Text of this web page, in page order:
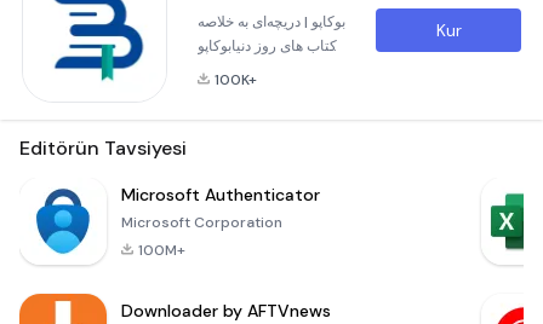
بوکاپو | دریچه‌ای به خلاصه
کتاب های روز دنیابوکاپو
به شما کمک می‌کند که
دریافته و از زمان خود
بهترین بهره‌وری را داشته
از اپلیکیشن بوکاپو
100K+
Kur
Editörün Tavsiyesi
Microsoft Authenticator
Microsoft Corporation
100M+
Downloader by AFTVnews